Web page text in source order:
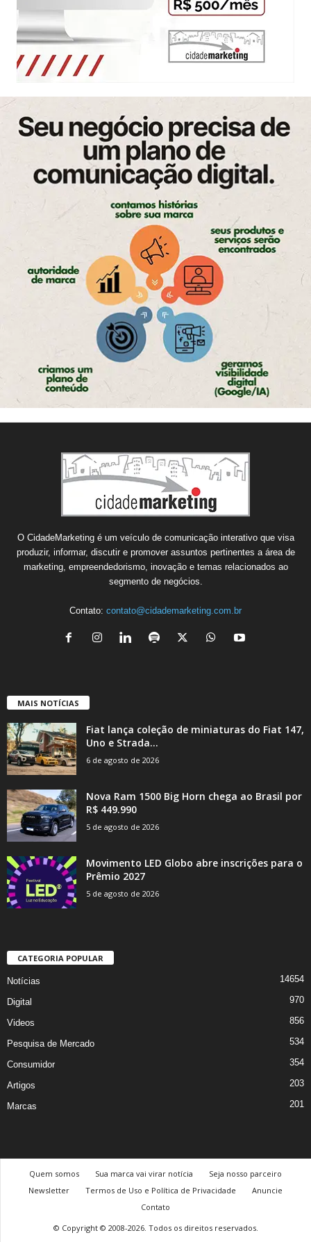
O CidadeMarketing é um veículo de comunicação interativo que visa
produzir, informar, discutir e promover assuntos pertinentes a área de
marketing, empreendedorismo, inovação e temas relacionados ao
segmento de negócios.
Contato: contato@cidademarketing.com.br
MAIS NOTÍCIAS
Fiat lança coleção de miniaturas do Fiat 147,
Uno e Strada...
6 de agosto de 2026
Nova Ram 1500 Big Horn chega ao Brasil por
R$ 449.990
5 de agosto de 2026
Movimento LED Globo abre inscrições para o
Prêmio 2027
5 de agosto de 2026
CATEGORIA POPULAR
Notícias 14654
Digital 970
Videos 856
Pesquisa de Mercado 534
Consumidor 354
Artigos 203
Marcas 201
Quem somos Sua marca vai virar notícia
Seja nosso parceiro
Newsletter
Termos de Uso e Política de Privacidade
Anuncie
Contato
© Copyright © 2008-2026. Todos os direitos reservados.